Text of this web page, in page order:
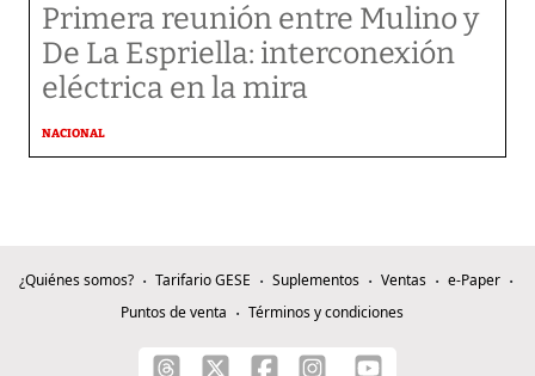
Primera reunión entre Mulino y
De La Espriella: interconexión
eléctrica en la mira
NACIONAL
¿Quiénes somos? Tarifario GESE Suplementos Ventas
e-Paper
Puntos de venta
Términos y condiciones